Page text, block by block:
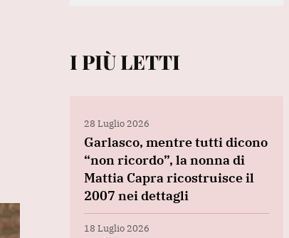
I PIÙ LETTI
28 Luglio 2026
Garlasco, mentre tutti dicono
“non ricordo”, la nonna di
Mattia Capra ricostruisce il
2007 nei dettagli
18 Luglio 2026